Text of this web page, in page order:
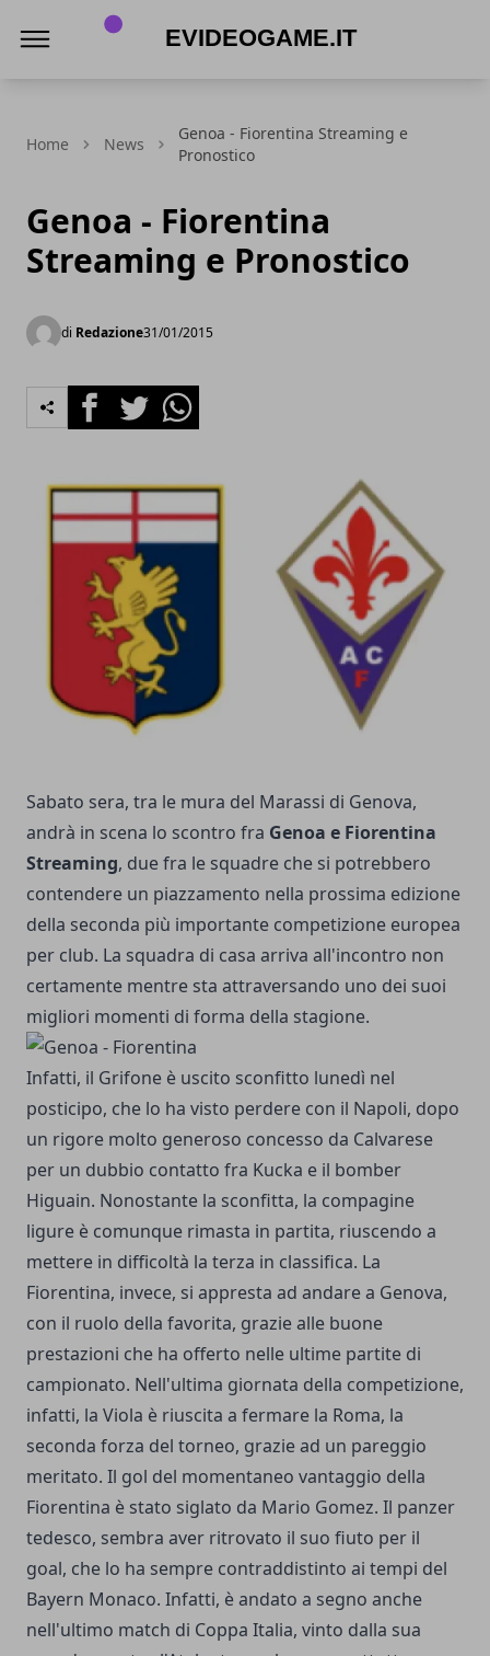
Home News
Genoa - Fiorentina Streaming e
Pronostico
Genoa - Fiorentina
Streaming e Pronostico
di Redazione31/01/2015
FacebookTwitterWhatsapp
Sabato sera, tra le mura del Marassi di Genova,
andrà in scena lo scontro fra Genoa e Fiorentina
Streaming, due fra le squadre che si potrebbero
contendere un piazzamento nella prossima edizione
della seconda più importante competizione europea
per club. La squadra di casa arriva all'incontro non
certamente mentre sta attraversando uno dei suoi
migliori momenti di forma della stagione.
Infatti, il Grifone è uscito sconfitto lunedì nel
posticipo, che lo ha visto perdere con il Napoli, dopo
un rigore molto generoso concesso da Calvarese
per un dubbio contatto fra Kucka e il bomber
Higuain. Nonostante la sconfitta, la compagine
ligure è comunque rimasta in partita, riuscendo a
mettere in difficoltà la terza in classifica. La
Fiorentina, invece, si appresta ad andare a Genova,
con il ruolo della favorita, grazie alle buone
prestazioni che ha offerto nelle ultime partite di
campionato. Nell'ultima giornata della competizione,
infatti, la Viola è riuscita a fermare la Roma, la
seconda forza del torneo, grazie ad un pareggio
meritato. Il gol del momentaneo vantaggio della
Fiorentina è stato siglato da Mario Gomez. Il panzer
tedesco, sembra aver ritrovato il suo fiuto per il
goal, che lo ha sempre contraddistinto ai tempi del
Bayern Monaco. Infatti, è andato a segno anche
nell'ultimo match di Coppa Italia, vinto dalla sua